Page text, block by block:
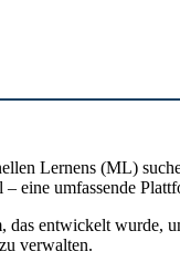
Lernens (ML)
umfassende
entwickelt
verwalten.